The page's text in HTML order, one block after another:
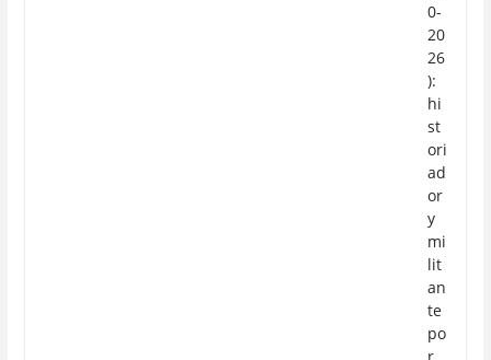
0-
20
26
):
hi
st
ori
ad
or
y
mi
lit
an
te
po